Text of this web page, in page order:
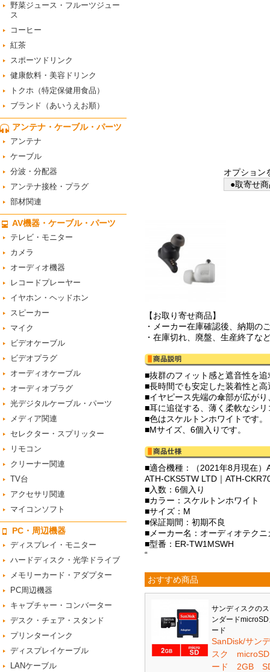
野菜ジュース・フルーツジュー
ス
コーヒー
紅茶
スポーツドリンク
健康飲料・美容ドリンク
トクホ（特定保健用食品）
ブランド（あいうえお順）
アンテナ・ケーブル・パーツ
アンテナ
ケーブル
分波・分配器
アンテナ接栓・プラグ
部材関連
AV機器・ケーブル・パーツ
テレビ・モニター
カメラ
オーディオ機器
レコードプレーヤー
イヤホン・ヘッドホン
スピーカー
マイク
ビデオケーブル
ビデオプラグ
オーディオケーブル
オーディオプラグ
光デジタルケーブル・パーツ
メディア関連
セレクター・スプリッター
リモコン
クリーナー関連
TV台
アクセサリ関連
マイコンソフト
PC・周辺機器
ディスプレイ・モニター
ハードディスク・光学ドライブ
メモリーカード・アダプター
PC周辺機器
キャプチャー・コンバーター
デスク・チェア・スタンド
プリンターインク
ディスプレイケーブル
LANケーブル
オプション
●取寄せ
【お取り寄せ商品】
・メーカー在庫確認後、納期の
・在庫切れ、廃盤、生産終了な
■抜群のフィット感と遮音性を
■長時間でも安定した装着性と
■イヤピース先端の傘部が広が
■耳に追従する、薄く柔軟なシ
■色はスケルトンホワイトです。
■Mサイズ、6個入りです。
■適合機種：（2021年8月現在）
ATH-CKS5TW LTD｜ATH-
■入数：6個入り
■カラー：スケルトンホワイト
■サイズ：M
■保証期間：初期不良
■メーカー名：オーディオテク
■型番：ER-TW1MSWH
“
おすすめ商品
サンディスクの
ンダード
ード
SanDisk/サン
スク
ード 2GB